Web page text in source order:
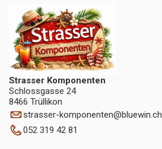
Strasser Komponenten
Schlossgasse 24
8466 Trüllikon
strasser-komponenten@bluewin.ch
052 319 42 81